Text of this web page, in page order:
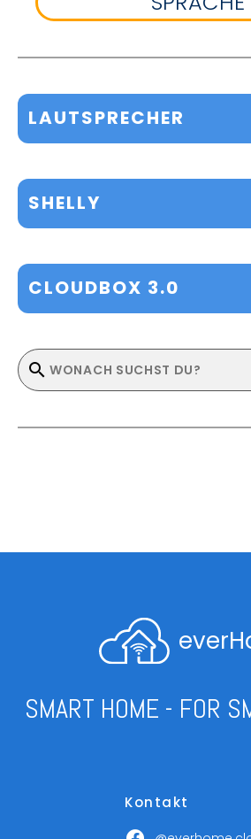
LAUTSPRECHER
SHELLY
CLOUDBOX 3.0
SMART HOME - FOR
Kontakt